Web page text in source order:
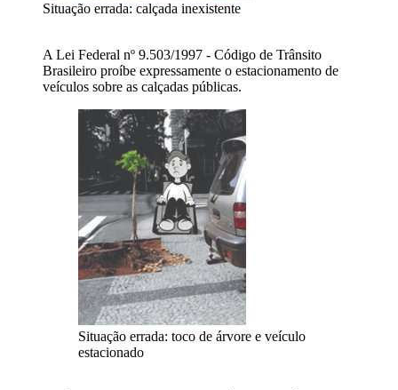
Situação errada: calçada inexistente
A Lei Federal nº 9.503/1997 - Código de Trânsito
Brasileiro proíbe expressamente o estacionamento de
veículos sobre as calçadas públicas.
Situação errada: toco de árvore e veículo
estacionado